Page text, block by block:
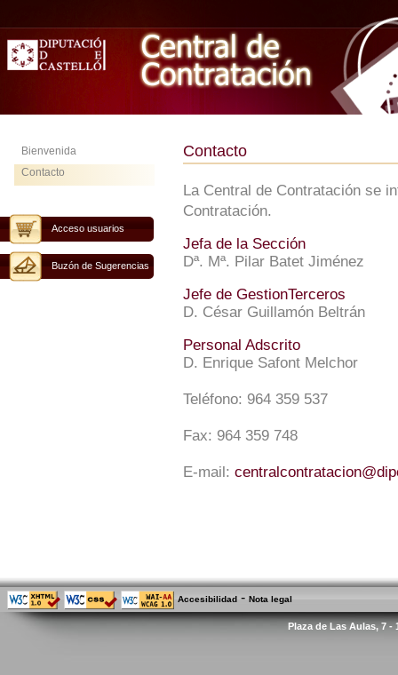
Bienvenida
Contacto
Acceso usuarios
Buzón de Sugerencias
Contacto
La Central de Contratación se
Contratación.
Jefa de la Sección
Dª. Mª. Pilar Batet Jiménez
Jefe de GestionTerceros
D. César Guillamón Beltrán
Personal Adscrito
D. Enrique Safont Melchor
Teléfono: 964 359 537
Fax: 964 359 748
E-mail:
Accesibilidad - Nota legal
Plaza de Las Aulas, 7 -